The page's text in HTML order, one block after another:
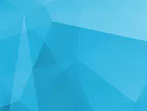
СТАТИСТИК
14246 Тоглоомууд